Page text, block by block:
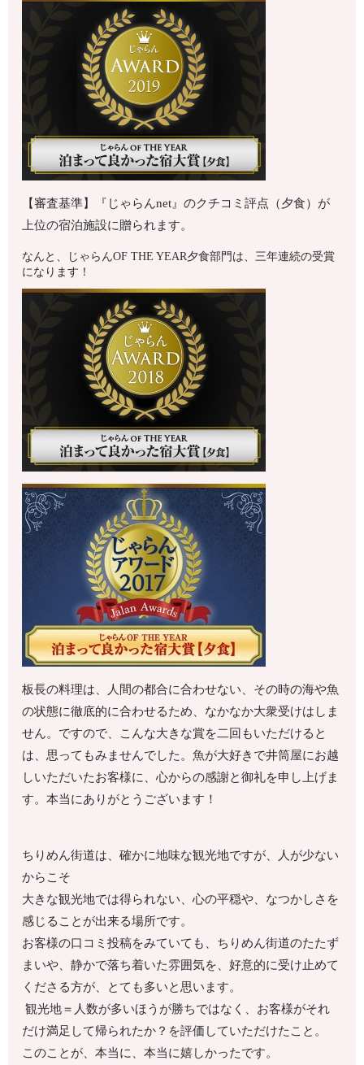
【審査基準】『じゃらんnet』のクチコミ評点（夕食）が
上位の宿泊施設に贈られます。
なんと、じゃらんOF THE YEAR夕食部門は、三年連続の受賞
になります！
板長の料理は、人間の都合に合わせない、その時の海や魚
の状態に徹底的に合わせるため、なかなか大衆受けはしま
せん。ですので、こんな大きな賞を二回もいただけると
は、思ってもみませんでした。魚が大好きで井筒屋にお越
しいただいたお客様に、心からの感謝と御礼を申し上げま
す。本当にありがとうございます！
ちりめん街道は、確かに地味な観光地ですが、人が少ない
からこそ
大きな観光地では得られない、心の平穏や、なつかしさを
感じることが出来る場所です。
お客様の口コミ投稿をみていても、ちりめん街道のたたず
まいや、静かで落ち着いた雰囲気を、好意的に受け止めて
くださる方が、とても多いと思います。
観光地＝人数が多いほうが勝ちではなく、お客様がそれ
だけ満足して帰られたか？を評価していただけたこと。
このことが、本当に、本当に嬉しかったです。